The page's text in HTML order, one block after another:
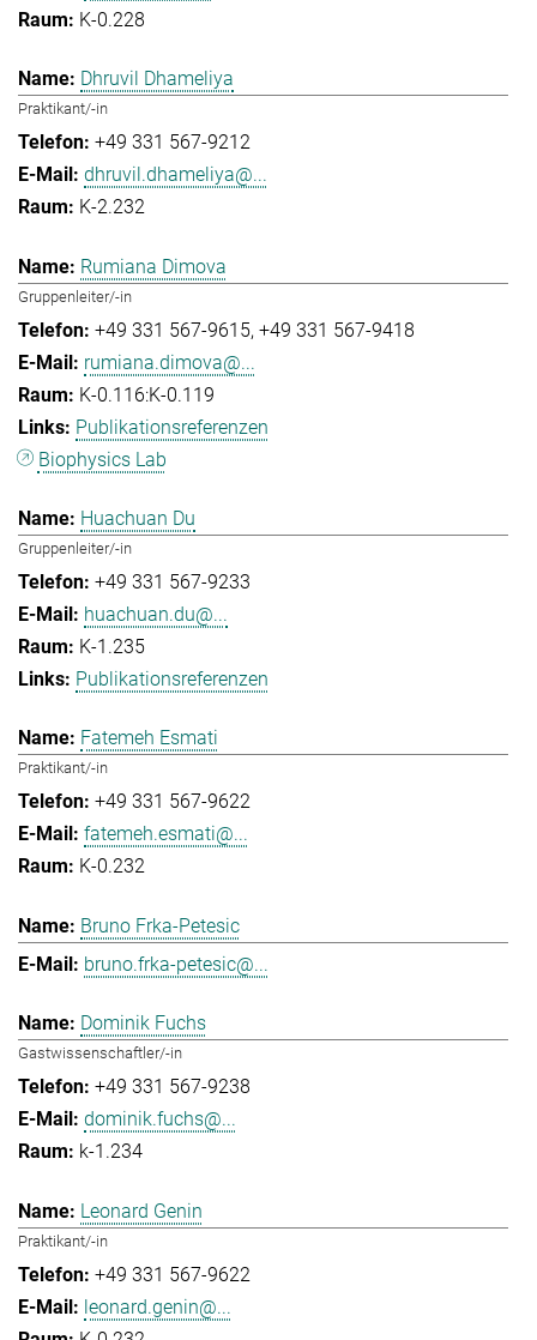
K-0.228
Dhruvil Dhameliya
Praktikant/-in
+49 331 567-9212
dhruvil.dhameliya@...
K-2.232
Rumiana Dimova
Gruppenleiter/-in
+49 331 567-9615 +49 331 567-9418
rumiana.dimova@...
K-0.116:K-0.119
Publikationsreferenzen
Biophysics Lab
Huachuan Du
Gruppenleiter/-in
+49 331 567-9233
huachuan.du@...
K-1.235
Publikationsreferenzen
Fatemeh Esmati
Praktikant/-in
+49 331 567-9622
fatemeh.esmati@...
K-0.232
Bruno Frka-Petesic
bruno.frka-petesic@...
Dominik Fuchs
Gastwissenschaftler/-in
+49 331 567-9238
dominik.fuchs@...
k-1.234
Leonard Genin
Praktikant/-in
+49 331 567-9622
leonard.genin@...